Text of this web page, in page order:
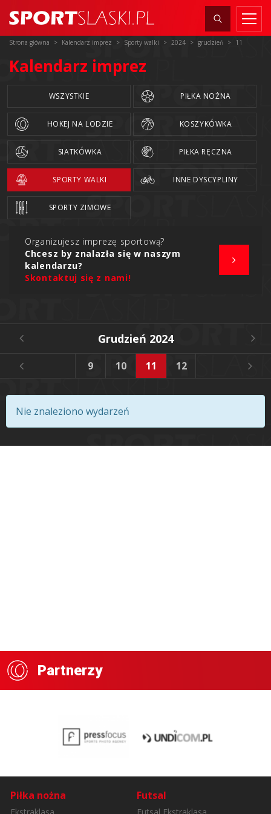
Strona główna Kalendarz imprez Sporty walki 2024 grudzień 11
Kalendarz imprez
WSZYSTKIE PIŁKA NOŻNA
HOKEJ NA LODZIE KOSZYKÓWKA
SIATKÓWKA PIŁKA RĘCZNA
SPORTY WALKI INNE DYSCYPLINY
SPORTY ZIMOWE
Organizujesz imprezę sportową?
Chcesz by znalazła się w naszym
kalendarzu?
Skontaktuj się z nami!
Grudzień 2024
9 10 11 12
Nie znaleziono wydarzeń
Partnerzy
Piłka nożna Futsal